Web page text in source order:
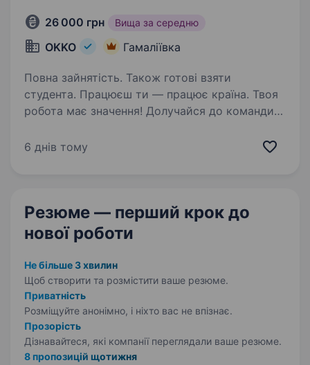
26 000 грн Вища за середню
OKKO Гамаліївка
Повна зайнятість. Також готові взяти
студента. Працюєш ти — працює країна. Твоя
робота має значення! Долучайся до команди
разом! Шукаємо ПРОДАВЦЯ-КАСИРА
6 днів тому
Резюме — перший крок до
нової роботи
Не більше 3 хвилин
Щоб створити та розмістити ваше резюме.
Приватність
Розміщуйте анонімно, і ніхто вас не впізнає.
Прозорість
Дізнавайтеся, які компанії переглядали ваше резюме.
8 пропозицій щотижня